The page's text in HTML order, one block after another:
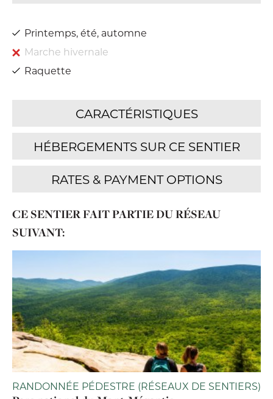
Printemps, été, automne
Marche hivernale
Raquette
CE SENTIER FAIT PARTIE DU RÉSEAU
SUIVANT:
RANDONNÉE PÉDESTRE (RÉSEAUX DE SENTIERS)